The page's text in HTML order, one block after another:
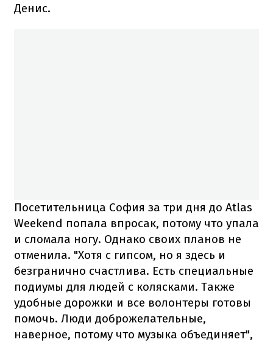
Денис.
Посетительница София за три дня до Atlas
Weekend попала впросак, потому что упала
и сломала ногу. Однако своих планов не
отменила. "Хотя с гипсом, но я здесь и
безгранично счастлива. Есть специальные
подиумы для людей с колясками. Также
удобные дорожки и все волонтеры готовы
помочь. Люди доброжелательные,
наверное, потому что музыка объединяет",